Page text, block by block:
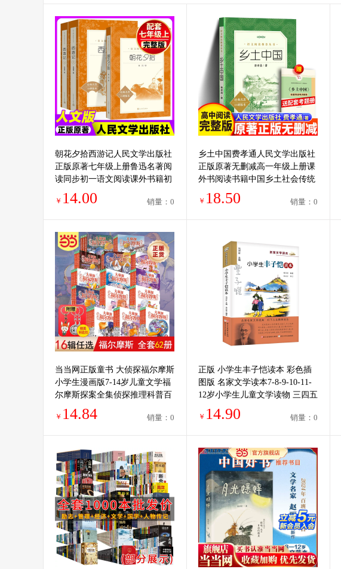
朝花夕拾西游记人民文学出版社
正版原著七年级上册鲁迅名著阅
读同步初一语文阅读课外书籍初
中生全套骆驼祥子海底两万里招
花夕拾
￥ 14.00 销量：0
乡土中国费孝通人民文学出版社
正版原著无删减高一年级上册课
外书阅读书籍中国乡土社会传统
文化 必乡土中国高中新华书店正
版读
￥ 18.50 销量：0
当当网正版童书 大侦探福尔摩斯
小学生漫画版7-14岁儿童文学福
尔摩斯探案全集侦探推理科普百
科课外阅读书籍读物侦探推理悬
疑小说
￥ 14.84 销量：0
正版 小学生丰子恺读本 彩色插
图版 名家文学读本7-8-9-10-11-
12岁小学生儿童文学读物 三四五
六年级课外阅读书籍名家经典作
品集
￥ 14.90 销量：0